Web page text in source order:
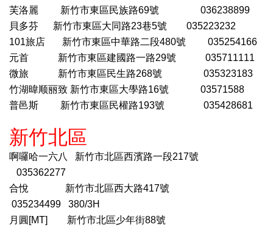
芙洛麗 新竹市東區民族路69號 036238899
貝多芬 新竹市東區大同路23巷5號 035223232
101旅店 新竹市東區中華路二段480號 035254166
元首 新竹市東區建國路一路29號 035711111
微旅 新竹市東區民生路268號 035323183
竹湖暐顺丽致 新竹市東區大學路16號 03571588
普邑斯
新竹市東區民權路193號 035428681
新竹北區
啊囉哈一六八
新竹市北區西濱路一段217號
035362277
合悅 新竹市北區西大路417號
035234499 380/3H
月圓 [MT] 新竹市北區少年街88號